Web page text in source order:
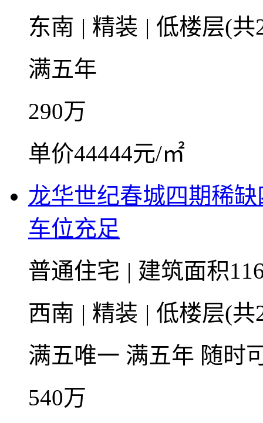
东南 | 精装 | 低楼层(
满五年
290万
单价44444元/㎡
龙华世纪春城四期稀
车位充足
普通住宅 | 建筑面积
西南 | 精装 | 低楼层(
满五唯一 满五年 随时
540万